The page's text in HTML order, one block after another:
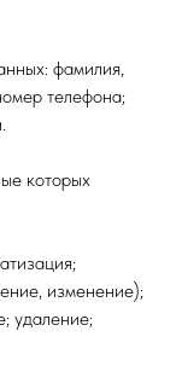
фамилия,
телефона;
которых
изменение);
удаление;